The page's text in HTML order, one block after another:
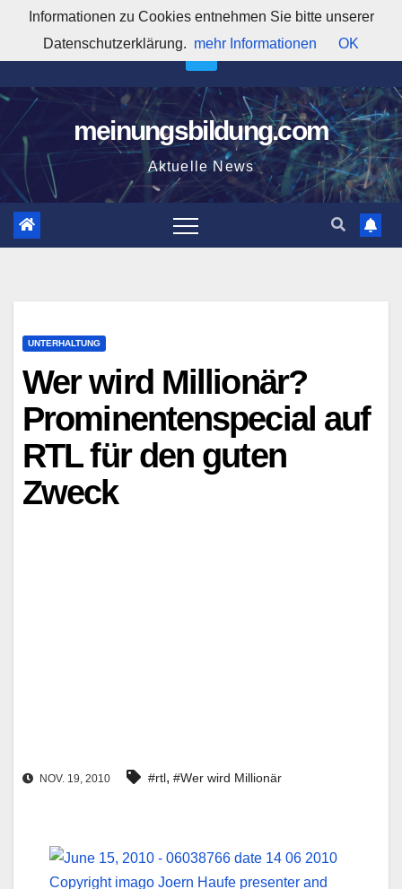
springen
11:35:30 PM
meinungsbildung.com
Aktuelle News
UNTERHALTUNG
Wer wird Millionär?
Prominentenspecial auf
RTL für den guten
Zweck
NOV. 19, 2010 #rtl, #Wer wird Millionär
Informationen zu Cookies entnehmen Sie bitte unserer
Datenschutzerklärung. mehr Informationen OK